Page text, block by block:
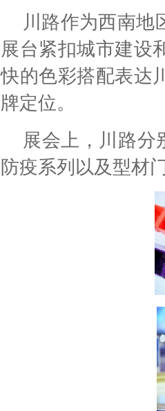
川路作为西南地
展台紧扣城市建设
快的色彩搭配表达
牌定位。
展会上，川路分
防疫系列以及型材